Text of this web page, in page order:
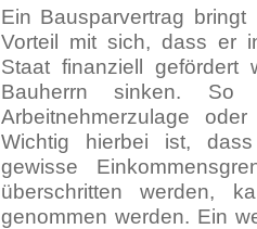
Ein Bausparvertrag
Vorteil mit sich, dass er
Staat finanziell
Bauherrn sinken. So
Arbeitnehmerzulage
Wichtig hierbei ist,
gewisse
überschritten werden,
genommen werden. Ein